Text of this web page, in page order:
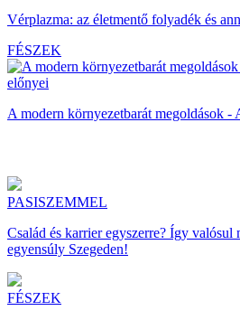
Vérplazma: az életmentő folyadék és
FÉSZEK
A modern környezetbarát megoldások
PASISZEMMEL
Család és karrier egyszerre? Így valósul
egyensúly Szegeden!
FÉSZEK